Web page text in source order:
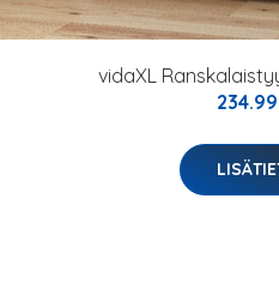
vidaXL